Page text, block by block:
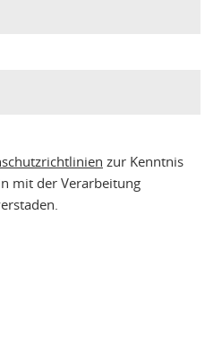
zur Kenntnis
mit der Verarbeitung